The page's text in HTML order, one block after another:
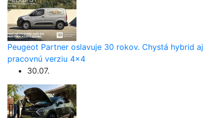
Peugeot Partner oslavuje 30 rokov. Chystá hybrid aj
pracovnú verziu 4×4
30.07.